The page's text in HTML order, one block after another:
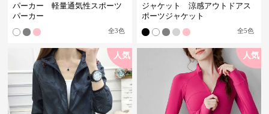
パーカー 軽量通気性スポーツ
パーカー
全3色
ジャケット 涼感アウトドアス
ポーツジャケット
全5色
人気 人気